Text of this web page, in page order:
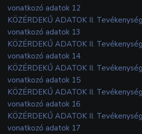
vonatkozó adatok 12
KÖZÉRDEKŰ ADATOK II.
vonatkozó adatok 13
KÖZÉRDEKŰ ADATOK II.
vonatkozó adatok 14
KÖZÉRDEKŰ ADATOK II.
vonatkozó adatok 15
KÖZÉRDEKŰ ADATOK II.
vonatkozó adatok 16
KÖZÉRDEKŰ ADATOK II.
vonatkozó adatok 17